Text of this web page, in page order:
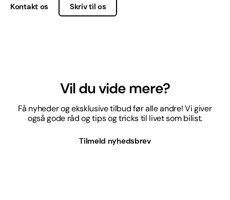
Kontakt os Skriv til os
Vil du vide mere?
Få nyheder og eksklusive tilbud før alle andre! Vi giver
også gode råd og tips og tricks til livet som bilist.
Tilmeld nyhedsbrev